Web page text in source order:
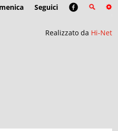
Seguici
Realizzato da Hi-Net